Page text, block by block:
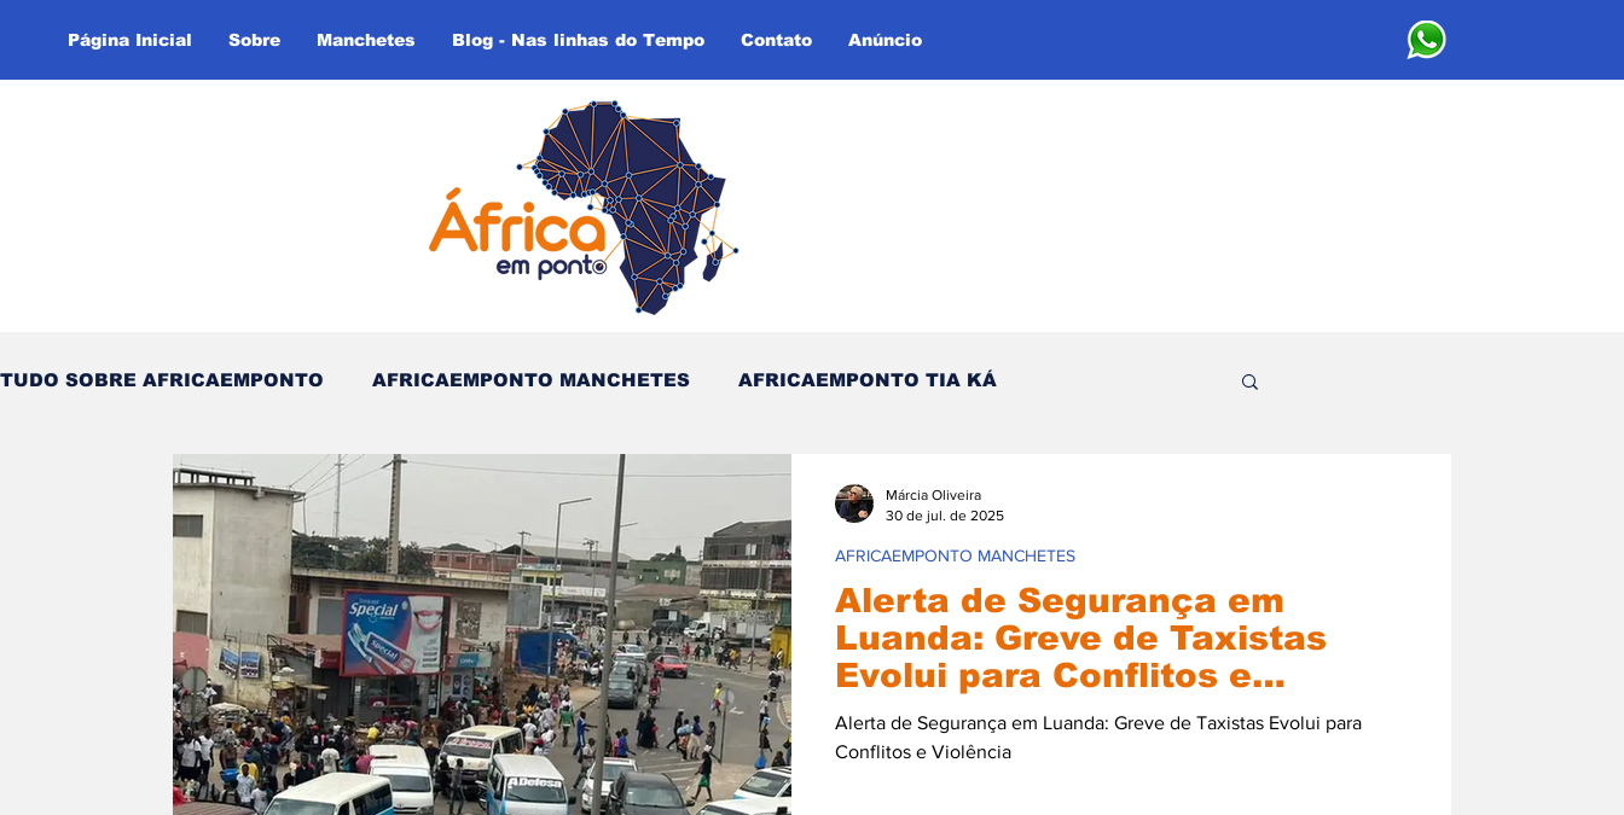
Página Inicial Sobre Manchetes Blog - Nas linhas do Tempo Contato Anúncio
TUDO SOBRE AFRICAEMPONTO AFRICAEMPONTO MANCHETES AFRICAEMPONTO TIA KÁ
Nas Linhas do Tempo - (Blog) Nas linhas do Tempo (Blog - Inglês)
Alerta de Segurança em
Luanda: Greve de Taxistas
Evolui para Conflitos e
Violência
Alerta de Segurança em Luanda: Greve de Taxistas Evolui para
Conflitos e Violência
AFRICAEMPONTO MANCHETES
Márcia Oliveira
30 de jul. de 2025